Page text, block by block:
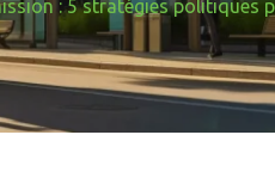
: 5 stratégies politiques